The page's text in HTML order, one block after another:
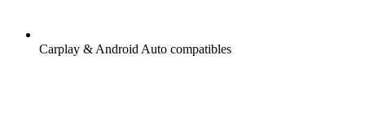
Carplay & Android Auto compatibles